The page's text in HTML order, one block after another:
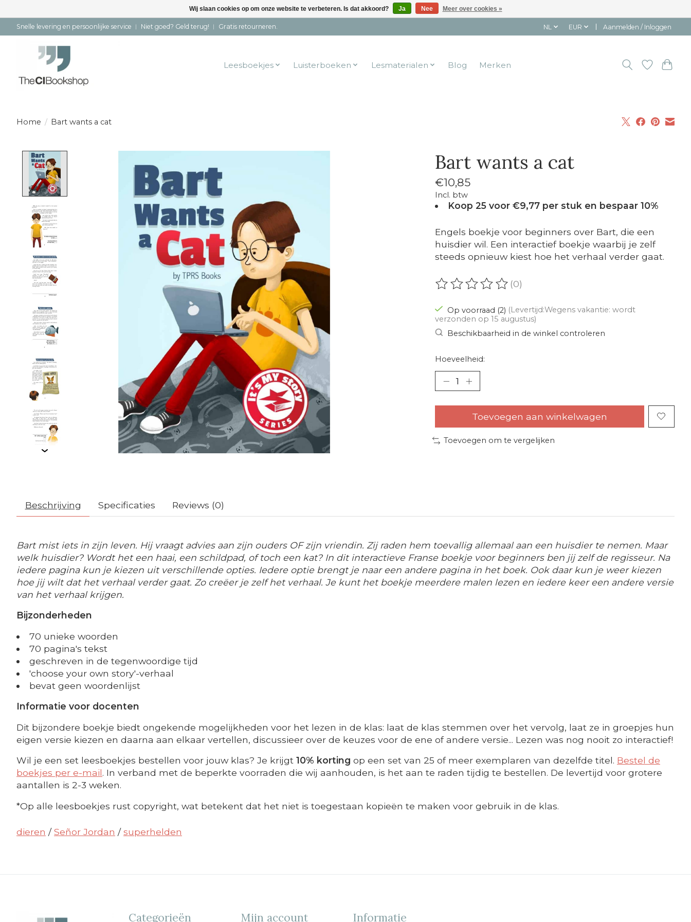
Snelle levering en persoonlijke service ︱ Niet goed? Geld terug! ︱ Gratis retourneren. NL EUR Aanmelden / Inloggen
Leesboekjes Luisterboeken Lesmaterialen Blog Merken
Home / Bart wants a cat
Bart wants a cat
€10,85
Incl. btw
Koop 25 voor €9,77 per stuk en bespaar 10%
Engels boekje voor beginners over Bart, die een
huisdier wil. Een interactief boekje waarbij je zelf
steeds opnieuw kiest hoe het verhaal verder gaat.
De beoordeling van dit product is
(0)
Op voorraad (2) (Levertijd:Wegens vakantie: wordt
verzonden op 15 augustus)
Beschikbaarheid in de winkel controleren
Hoeveelheid:
Toevoegen aan winkelwagen
Toevoegen om te vergelijken
Beschrijving Specificaties Reviews (0)
Bart mist iets in zijn leven. Hij vraagt advies aan zijn ouders OF zijn vriendin. Zij raden hem toevallig allemaal aan een huisdier te nemen. Maar
welk huisdier? Wordt het een haai, een schildpad, of toch een kat? In dit interactieve Franse boekje voor beginners ben jij zelf de regisseur. Na
iedere pagina kun je kiezen uit verschillende opties. Iedere optie brengt je naar een andere pagina in het boek. Ook daar kun je weer kiezen
hoe jij wilt dat het verhaal verder gaat. Zo creëer je zelf het verhaal. Je kunt het boekje meerdere malen lezen en iedere keer een andere versie
van het verhaal krijgen.
Bijzonderheden
70 unieke woorden
70 pagina's tekst
geschreven in de tegenwoordige tijd
'choose your own story'-verhaal
bevat geen woordenlijst
Informatie voor docenten
Dit bijzondere boekje biedt ongekende mogelijkheden voor het lezen in de klas: laat de klas stemmen over het vervolg, laat ze in groepjes hun
eigen versie kiezen en daarna aan elkaar vertellen, discussieer over de keuzes voor de ene of andere versie... Lezen was nog nooit zo interactief!
Wil je een set leesboekjes bestellen voor jouw klas? Je krijgt 10% korting op een set van 25 of meer exemplaren van dezelfde titel. Bestel de
boekjes per e-mail. In verband met de beperkte voorraden die wij aanhouden, is het aan te raden tijdig te bestellen. De levertijd voor grotere
aantallen is 2-3 weken.
*Op alle leesboekjes rust copyright, wat betekent dat het niet is toegestaan kopieën te maken voor gebruik in de klas.
dieren /Señor Jordan /superhelden
Categorieën Mijn account Informatie
Wij slaan cookies op om onze website te verbeteren. Is dat akkoord? Ja Nee Meer over cookies »